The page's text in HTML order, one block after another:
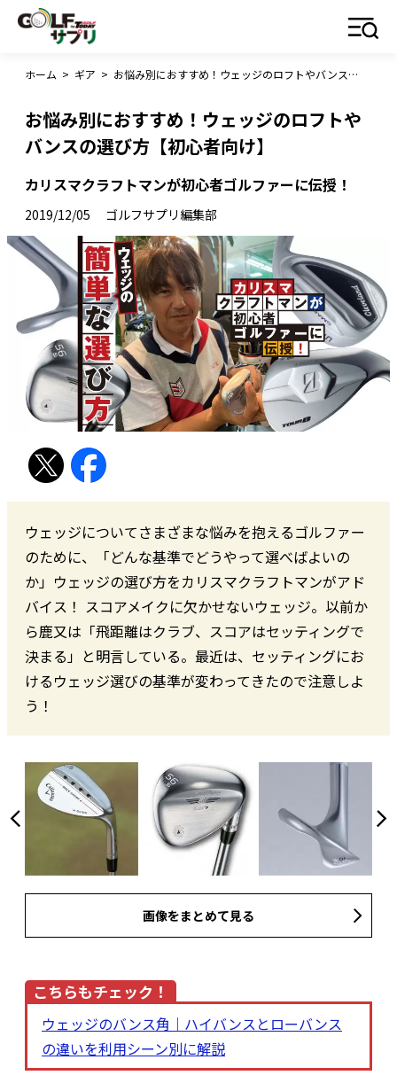
ホーム > ギア > お悩み別におすすめ！ウェッジのロフトやバンスの選び方【初心者向け】
お悩み別におすすめ！ウェッジのロフトや
バンスの選び方【初心者向け】
カリスマクラフトマンが初心者ゴルファーに伝授！
2019/12/05 ゴルフサプリ編集部
ウェッジについてさまざまな悩みを抱えるゴルファー
のために、「どんな基準でどうやって選べばよいの
か」ウェッジの選び方をカリスマクラフトマンがアド
バイス！ スコアメイクに欠かせないウェッジ。以前か
ら鹿又は「飛距離はクラブ、スコアはセッティングで
決まる」と明言している。最近は、セッティングにお
けるウェッジ選びの基準が変わってきたので注意しよ
う！
画像をまとめて見る
こちらもチェック！
ウェッジのバンス角｜ハイバンスとローバンス
の違いを利用シーン別に解説